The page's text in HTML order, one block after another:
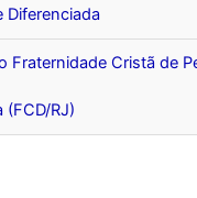
Diferenciada
Fraternidade Cristã de
(FCD/RJ)